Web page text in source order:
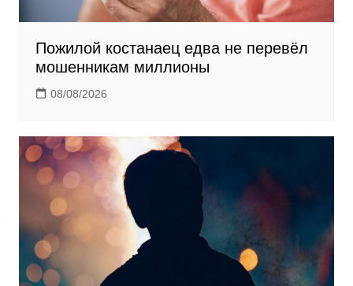
Пожилой костанаец едва не перевёл
мошенникам миллионы
08/08/2026